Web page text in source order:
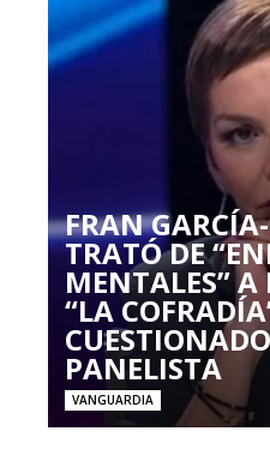
FRAN
TRATÓ DE
MENTALES” A
“LA
PANELISTA
VANGUARDIA